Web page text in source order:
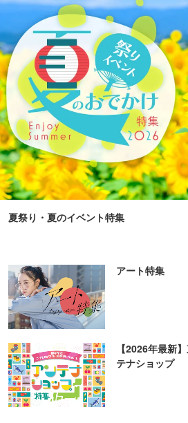
夏祭り・夏のイベント特集
アート特集
【2026年最新
テナショップ